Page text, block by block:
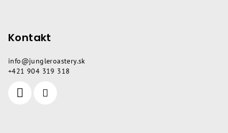
Kontakt
info@jungleroastery.sk
+421 904 319 318